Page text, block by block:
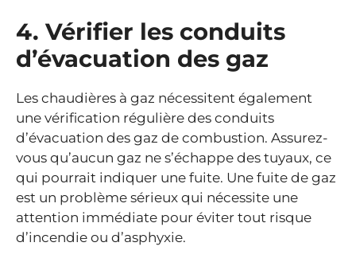
4. Vérifier les conduits
d’évacuation des gaz
Les chaudières à gaz nécessitent également
une vérification régulière des conduits
d’évacuation des gaz de combustion. Assurez-
vous qu’aucun gaz ne s’échappe des tuyaux, ce
qui pourrait indiquer une fuite. Une fuite de gaz
est un problème sérieux qui nécessite une
attention immédiate pour éviter tout risque
d’incendie ou d’asphyxie.